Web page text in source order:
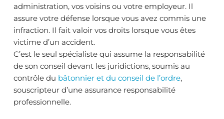
administration, vos voisins ou votre employeur. Il
assure votre défense lorsque vous avez commis une
infraction. Il fait valoir vos droits lorsque vous êtes
victime d’un accident.
C’est le seul spécialiste qui assume la responsabilité
de son conseil devant les juridictions, soumis au
contrôle du bâtonnier et du conseil de l’ordre,
souscripteur d’une assurance responsabilité
professionnelle.